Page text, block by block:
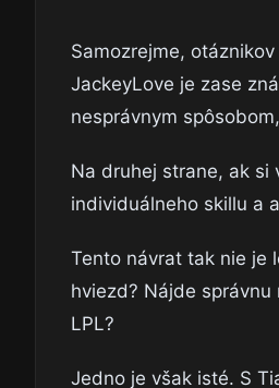
Samozrejme,
JackeyLove je zase
nesprávnym
Na druhej strane, ak si
individuálneho skillu a
Tento návrat tak nie je
hviezd? Nájde
LPL?
Jedno je však isté. S